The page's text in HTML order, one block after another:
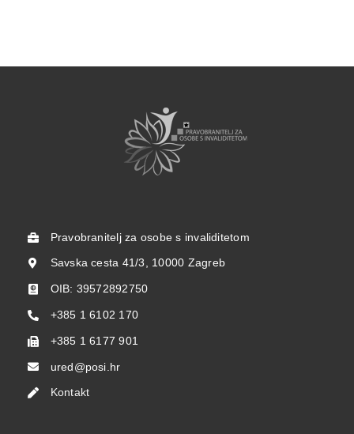
Pravobranitelj za osobe s invaliditetom
Savska cesta 41/3, 10000 Zagreb
OIB: 39572892750
+385 1 6102 170
+385 1 6177 901
ured@posi.hr
Kontakt